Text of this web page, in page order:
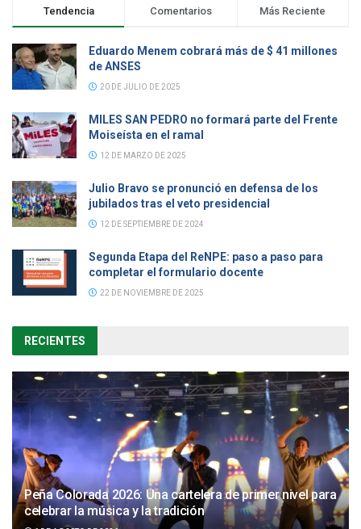
Tendencia Comentarios Más Reciente
Eduardo Menem cobrará más de $ 41 millones
de ANSES
20 DE JULIO DE 2025
MILES SAN PEDRO no formará parte del Frente
Moiseísta en el ramal
12 DE MARZO DE 2025
Julio Bravo se pronunció en defensa de los
jubilados tras el veto presidencial
12 DE SEPTIEMBRE DE 2024
Segunda Etapa del ReNPE: paso a paso para
completar el formulario docente
22 DE NOVIEMBRE DE 2025
RECIENTES
Peña Colorada 2026: Una cartelera de primer nivel para
celebrar la música y la tradición